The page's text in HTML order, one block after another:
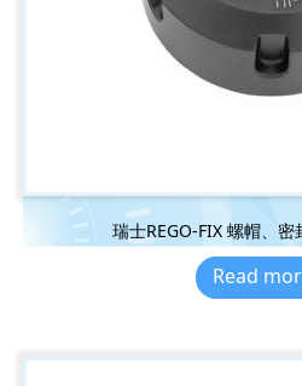
瑞士REGO-FIX 螺帽、
Read